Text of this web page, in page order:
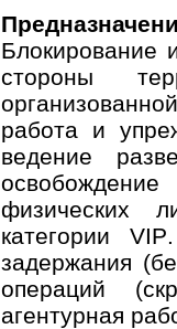
Блокирование
стороны
работа и
ведение
физических
категории VIP
задержания
операций
агентурная